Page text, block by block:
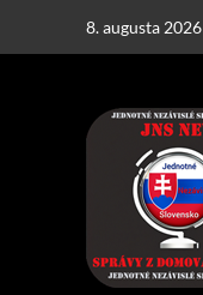
8. augusta 2026